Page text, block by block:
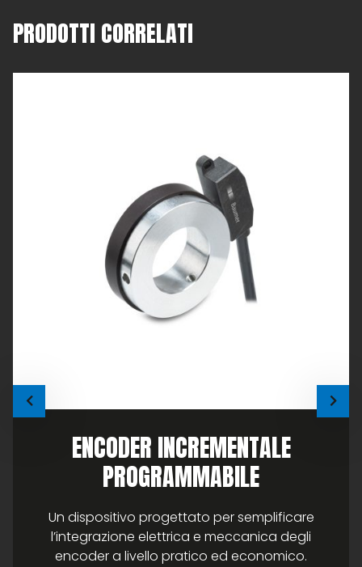
PRODOTTI CORRELATI
ENCODER INCREMENTALE
PROGRAMMABILE
Un dispositivo progettato per semplificare
l’integrazione elettrica e meccanica degli
encoder a livello pratico ed economico.